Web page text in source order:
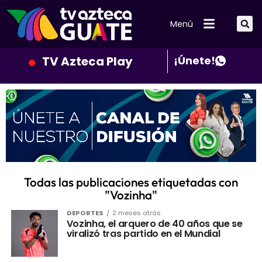
Menú
TV Azteca Play ¡Únete!
Todas las publicaciones etiquetadas con
"Vozinha"
DEPORTES 2 meses atrás
Vozinha, el arquero de 40 años que se
viralizó tras partido en el Mundial